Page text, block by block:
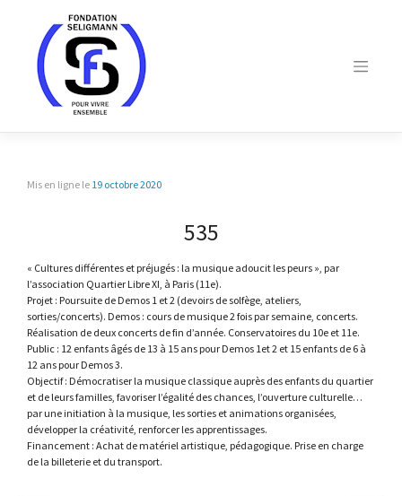
Mis en ligne le 19 octobre 2020
535
« Cultures différentes et préjugés : la musique adoucit les peurs », par
l’association Quartier Libre XI, à Paris (11e).
Projet : Poursuite de Demos 1 et 2 (devoirs de solfège, ateliers,
sorties/concerts). Demos : cours de musique 2 fois par semaine, concerts.
Réalisation de deux concerts de fin d’année. Conservatoires du 10e et 11e.
Public : 12 enfants âgés de 13 à 15 ans pour Demos 1et 2 et 15 enfants de 6 à
12 ans pour Demos 3.
Objectif : Démocratiser la musique classique auprès des enfants du quartier
et de leurs familles, favoriser l’égalité des chances, l’ouverture culturelle…
par une initiation à la musique, les sorties et animations organisées,
développer la créativité, renforcer les apprentissages.
Financement : Achat de matériel artistique, pédagogique. Prise en charge
de la billeterie et du transport.